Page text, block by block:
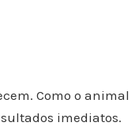
Como o animal
imediatos.